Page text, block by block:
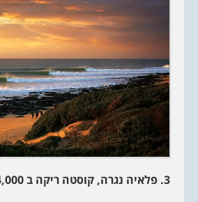
3. פלאיה נגרה, קוסטה ריקה ב 824,000 ₪.